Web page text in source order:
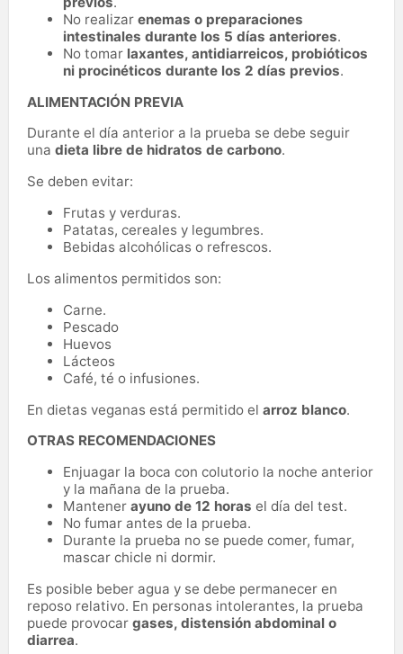
No realizar enemas o preparaciones
intestinales durante los 5 días anteriores.
No tomar laxantes, antidiarreicos, probióticos
ni procinéticos durante los 2 días previos.
ALIMENTACIÓN PREVIA
Durante el día anterior a la prueba se debe seguir
una dieta libre de hidratos de carbono.
Se deben evitar:
Frutas y verduras.
Patatas, cereales y legumbres.
Bebidas alcohólicas o refrescos.
Los alimentos permitidos son:
Carne.
Pescado
Huevos
Lácteos
Café, té o infusiones.
En dietas veganas está permitido el arroz blanco.
OTRAS RECOMENDACIONES
Enjuagar la boca con colutorio la noche anterior
y la mañana de la prueba.
Mantener ayuno de 12 horas el día del test.
No fumar antes de la prueba.
Durante la prueba no se puede comer, fumar,
mascar chicle ni dormir.
Es posible beber agua y se debe permanecer en
reposo relativo. En personas intolerantes, la prueba
puede provocar gases, distensión abdominal o
diarrea.